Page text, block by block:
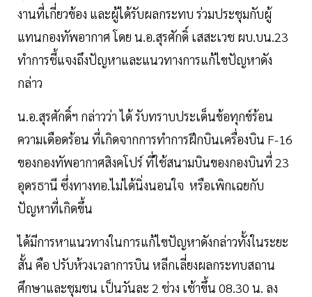
งานที่เกี่ยวข้อง และผู้ได้รับผลกระทบ ร่วมประชุมกับผู้
แทนกองทัพอากาศ โดย น.อ.สุรศักดิ์ เสสะเวช ผบ.บน.23
ทำการชี้แจงถึงปัญหาและแนวทางการแก้ไขปัญหาดัง
กล่าว
น.อ.สุรศักดิ์ฯ กล่าวว่า ได้ รับทราบประเด็นข้อทุกข์ร้อน
ความเดือดร้อน ที่เกิดจากการทำการฝึกบินเครื่องบิน F-16
ของกองทัพอากาศสิงคโปร์ ที่ใช้สนามบินของกองบินที่ 23
อุดรธานี ซึ่งทางทอ.ไม่ได้นิ่งนอนใจ หรือเพิกเฉยกับ
ปัญหาที่เกิดขึ้น
ได้มีการหาแนวทางในการแก้ไขปัญหาดังกล่าวทั้งในระยะ
สั้น คือ ปรับห้วงเวลาการบิน หลีกเลี่ยงผลกระทบสถาน
ศึกษาและชุมชน เป็นวันละ 2 ช่วง เช้าขึ้น 08.30 น. ลง